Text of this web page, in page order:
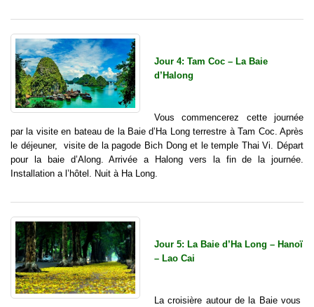
Jour 4: Tam Coc – La Baie
d’Halong
Vous commencerez cette journée
par la visite en bateau de la Baie d’Ha Long terrestre à Tam Coc. Après
le déjeuner, visite de la pagode Bich Dong et le temple Thai Vi. Départ
pour la baie d’Along. Arrivée a Halong vers la fin de la journée.
Installation a l’hôtel. Nuit à Ha Long.
Jour 5: La Baie d’Ha Long – Hanoï
– Lao Cai
La croisière autour de la Baie vous